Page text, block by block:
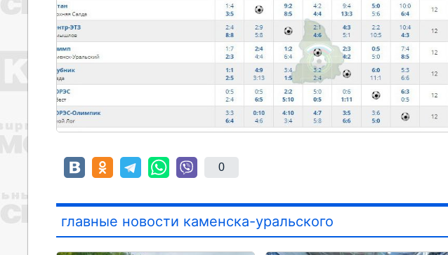
0
главные новости каменска-уральского